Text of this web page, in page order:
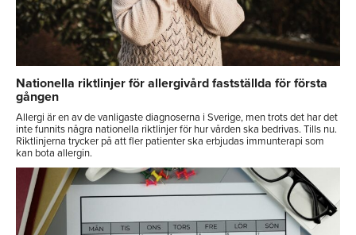
Nationella riktlinjer för allergivård fastställda för första
gången
Allergi är en av de vanligaste diagnoserna i Sverige, men trots det har det
inte funnits några nationella riktlinjer för hur vården ska bedrivas. Tills nu.
Riktlinjerna trycker på att fler patienter ska erbjudas immunterapi som
kan bota allergin.